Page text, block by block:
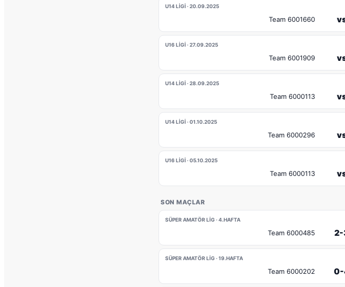
U14 LIGI · 20.09.2025
Team 6001660
U16 LIGI · 27.09.2025
Team 6001909
U14 LIGI · 28.09.2025
Team 6000113
U14 LIGI · 01.10.2025
Team 6000296
U16 LIGI · 05.10.2025
Team 6000113
SON MAÇLAR
SÜPER AMATÖR LIG · 4.HAFTA
Team 6000485 2-
SÜPER AMATÖR LIG · 19.HAFTA
Team 6000202